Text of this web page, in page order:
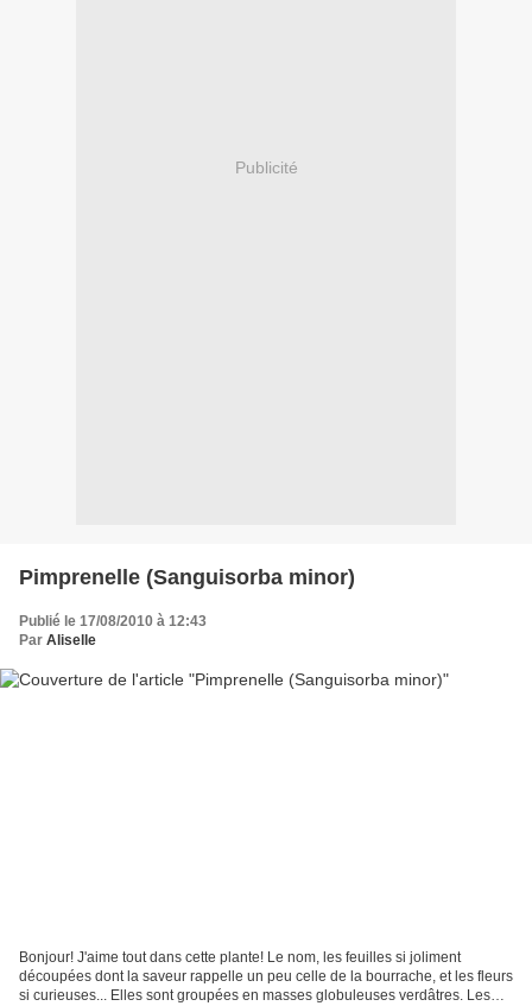
Publicité
Pimprenelle (Sanguisorba minor)
Publié le 17/08/2010 à 12:43
Par Aliselle
Bonjour! J'aime tout dans cette plante! Le nom, les feuilles si joliment
découpées dont la saveur rappelle un peu celle de la bourrache, et les fleurs
si curieuses... Elles sont groupées en masses globuleuses verdâtres. Les